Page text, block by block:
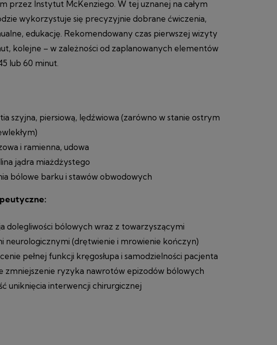
przez Instytut McKenziego. W tej uznanej na całym
wykorzystuje się precyzyjnie dobrane ćwiczenia,
edukację. Rekomendowany czas pierwszej wizyty
kolejne – w zależności od zaplanowanych elementów
lub 60 minut.
szyjna, piersiową, lędźwiowa (zarówno w stanie ostrym
i ramienna, udowa
jądra miażdżystego
bólowe barku i stawów obwodowych
dolegliwości bólowych wraz z towarzyszącymi
neurologicznymi (drętwienie i mrowienie kończyn)
pełnej funkcji kręgosłupa i samodzielności pacjenta
zmniejszenie ryzyka nawrotów epizodów bólowych
uniknięcia interwencji chirurgicznej